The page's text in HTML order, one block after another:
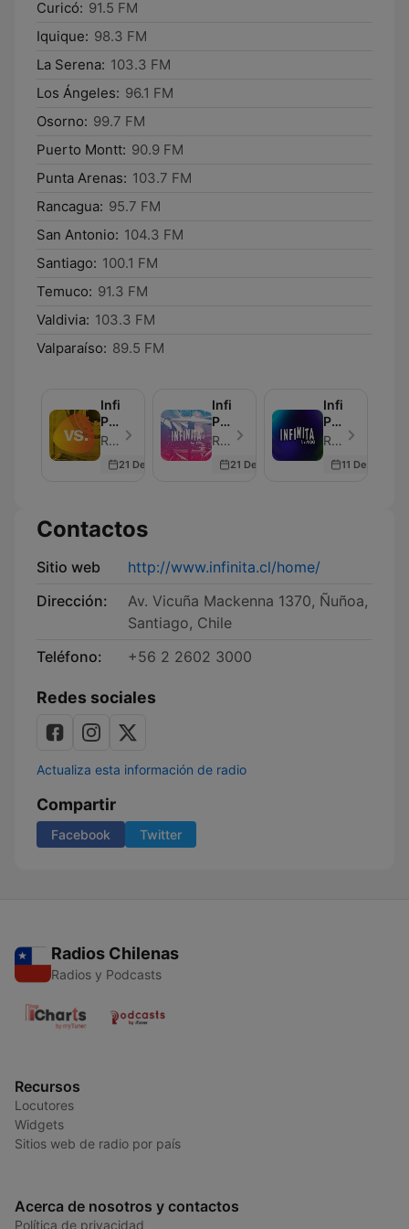
Curicó: 91.5 FM
Iquique: 98.3 FM
La Serena: 103.3 FM
Los Ángeles: 96.1 FM
Osorno: 99.7 FM
Puerto Montt: 90.9 FM
Punta Arenas: 103.7 FM
Rancagua: 95.7 FM
San Antonio: 104.3 FM
Santiago: 100.1 FM
Temuco: 91.3 FM
Valdivia: 103.3 FM
Valparaíso: 89.5 FM
Infinita
Podcast
(Humor)
Radio Infinita - Episodio 170
21 Dec 2022
Infinita
Podcast
(Crecimiento
Personal)
Radio Infinita - Episodio 600
21 Dec 2022
Infinita
Podcast
(Opinión
Análisis)
Radio Infinita - Episodio 600
11 Dec 2022
Contactos
Sitio web
http://www.infinita.cl/home/
Dirección:
Av. Vicuña Mackenna 1370, Ñuñoa,
Santiago, Chile
Teléfono:
+56 2 2602 3000
Redes sociales
Actualiza esta información de radio
Compartir
Facebook Twitter
Radios Chilenas
Radios y Podcasts
Recursos
Locutores
Widgets
Sitios web de radio por país
Acerca de nosotros y contactos
Política de privacidad